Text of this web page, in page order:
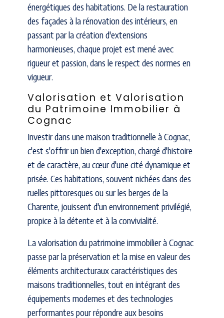
énergétiques des habitations. De la restauration
des façades à la rénovation des intérieurs, en
passant par la création d'extensions
harmonieuses, chaque projet est mené avec
rigueur et passion, dans le respect des normes en
vigueur.
Valorisation et Valorisation
du Patrimoine Immobilier à
Cognac
Investir dans une maison traditionnelle à Cognac,
c'est s'offrir un bien d'exception, chargé d'histoire
et de caractère, au cœur d'une cité dynamique et
prisée. Ces habitations, souvent nichées dans des
ruelles pittoresques ou sur les berges de la
Charente, jouissent d'un environnement privilégié,
propice à la détente et à la convivialité.
La valorisation du patrimoine immobilier à Cognac
passe par la préservation et la mise en valeur des
éléments architecturaux caractéristiques des
maisons traditionnelles, tout en intégrant des
équipements modernes et des technologies
performantes pour répondre aux besoins